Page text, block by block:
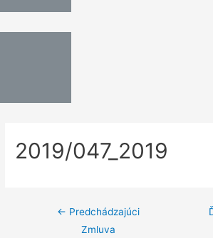
2019/047_2019
← Predchádzajúci
Zmluva